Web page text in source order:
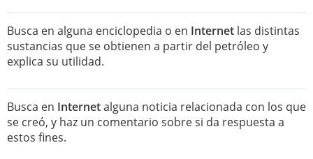
Busca en alguna enciclopedia o en Internet las distintas
sustancias que se obtienen a partir del petróleo y
explica su utilidad.
Busca en Internetalguna noticia relacionada con los que
se creó, y haz un comentario sobre si da respuesta a
estos fines.